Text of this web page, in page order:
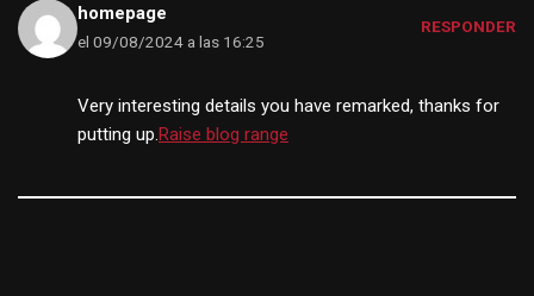
homepage
el 09/08/2024 a las 16:25
RESPONDER
Very interesting details you have remarked, thanks for
putting up.Raise blog range